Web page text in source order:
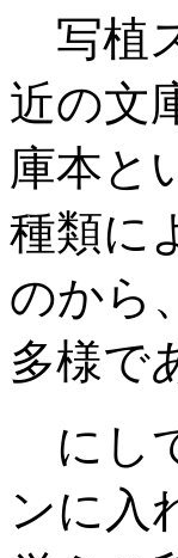
写植
近の文
庫本と
種類に
のから
多様で
にし
ンに入